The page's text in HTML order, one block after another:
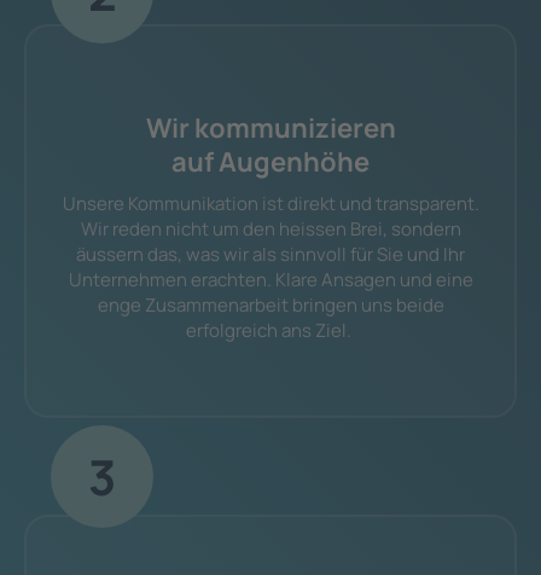
Wir kommunizieren
auf Augenhöhe
Unsere Kommunikation ist direkt und transparent.
Wir reden nicht um den heissen Brei, sondern
äussern das, was wir als sinnvoll für Sie und Ihr
Unternehmen erachten. Klare Ansagen und eine
enge Zusammenarbeit bringen uns beide
erfolgreich ans Ziel.
3